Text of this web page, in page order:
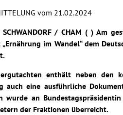
vom 21.02.2024
SCHWANDORF / CHAM ( ) Am
im Wandel“ dem
enthält neben den
auch eine ausführliche
wurde an
der Fraktionen überreicht.